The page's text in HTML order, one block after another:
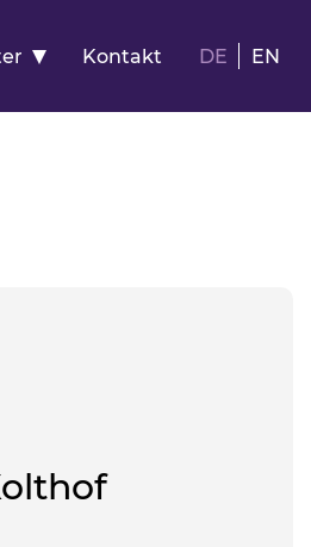
Kontakt DE EN